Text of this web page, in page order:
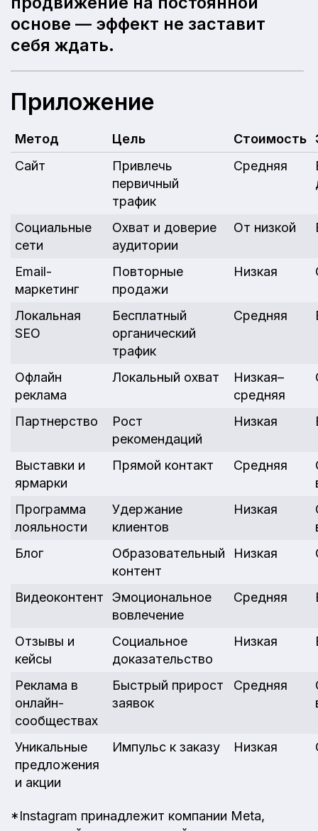
основе — эффект не заставит
себя ждать.
Приложение
Метод Цель Стоимость
Сайт
Привлечь
первичный
трафик
Средняя
Социальные
сети
Охват и доверие
аудитории
От низкой
Email-
маркетинг
Повторные
продажи
Низкая
Локальная
SEO
Бесплатный
органический
трафик
Средняя
Офлайн
реклама
Локальный охват
Низкая–
средняя
Партнерство
Рост
рекомендаций
Низкая
Выставки и
ярмарки
Прямой контакт Средняя
Программа
лояльности
Удержание
клиентов
Низкая
Блог
Образовательный
контент
Низкая
Видеоконтент
Эмоциональное
вовлечение
Средняя
Отзывы и
кейсы
Социальное
доказательство
Низкая
Реклама в
онлайн-
сообществах
Быстрый прирост
заявок
Средняя
Уникальные
предложения
и акции
Импульс к заказу Низкая
*Instagram принадлежит компании Meta,